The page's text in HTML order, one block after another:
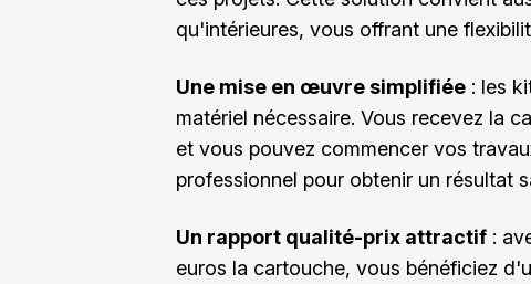
qu'intérieures, vous offrant une
Une mise en œuvre simplifiée : les
matériel nécessaire. Vous recevez la
et vous pouvez commencer vos
professionnel pour obtenir un résultat
Un rapport qualité-prix attractif :
euros la cartouche, vous bénéficiez